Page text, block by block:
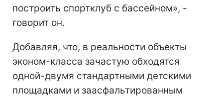
построить спортклуб с бассейном», -
говорит он.
Добавляя, что, в реальности объекты
эконом-класса зачастую обходятся
одной-двумя стандартными детскими
площадками и заасфальтированным